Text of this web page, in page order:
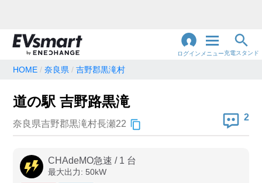
ログイン メニュー充電スタンド
地名・観光スポット・住所で検索
充電器の種類
急速充電器のみ表示
HOME 奈良県 吉野郡黒滝村
道の駅 吉野路黒滝
奈良県吉野郡黒滝村長瀬22
2
CHAdeMO急速 / 1 台
最大出力: 50kW